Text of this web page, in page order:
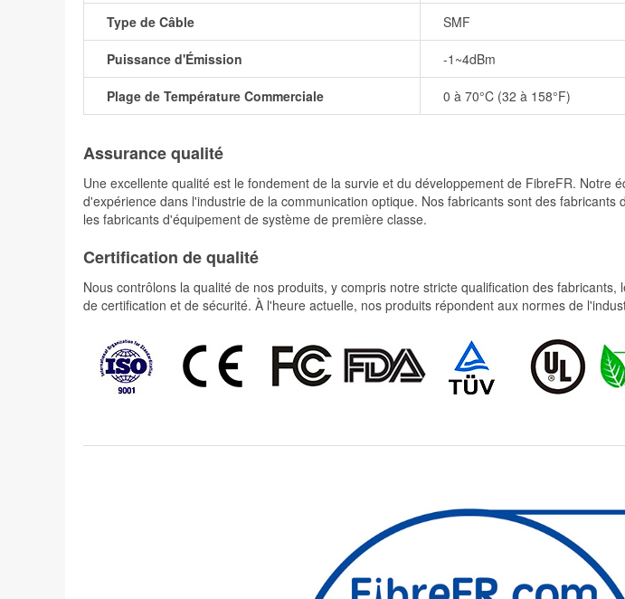
Type de Câble SMF
Puissance d'Émission -1~4dBm
Plage de Température Commerciale 0 à 70°C (32 à 158°F)
Assurance qualité
Une excellente qualité est le fondement de la survie et du développement de FibreFR.
d'expérience dans l'industrie de la communication optique. Nos fabricants sont des
les fabricants d'équipement de système de première classe.
Certification de qualité
Nous contrôlons la qualité de nos produits, y compris notre stricte qualification des
de certification et de sécurité. À l'heure actuelle, nos produits répondent aux normes de